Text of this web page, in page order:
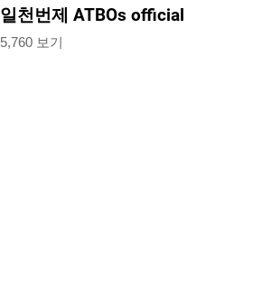
일천번제 ATBOs official
5,760 보기